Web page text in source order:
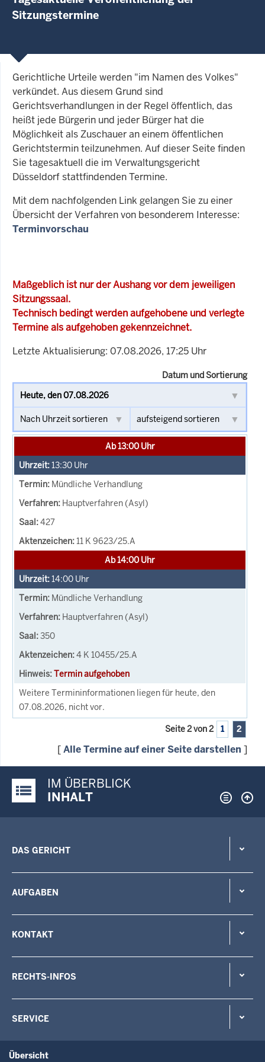
Sitzungstermine
Gerichtliche Urteile werden "im Namen des Volkes"
verkündet. Aus diesem Grund sind
Gerichtsverhandlungen in der Regel öffentlich, das
heißt jede Bürgerin und jeder Bürger hat die
Möglichkeit als Zuschauer an einem öffentlichen
Gerichtstermin teilzunehmen. Auf dieser Seite finden
Sie tagesaktuell die im Verwaltungsgericht
Düsseldorf stattfindenden Termine.
Mit dem nachfolgenden Link gelangen Sie zu einer
Übersicht der Verfahren von besonderem Interesse:
Terminvorschau
Maßgeblich ist nur der Aushang vor dem jeweiligen
Sitzungssaal.
Technisch bedingt werden aufgehobene und verlegte
Termine als aufgehoben gekennzeichnet.
Letzte Aktualisierung: 07.08.2026, 17:25 Uhr
Datum und Sortierung
Ab 13:00 Uhr
13:30 Uhr
Mündliche Verhandlung
Hauptverfahren (Asyl)
427
11 K 9623/25.A
Ab 14:00 Uhr
14:00 Uhr
Mündliche Verhandlung
Hauptverfahren (Asyl)
350
4 K 10455/25.A
Termin aufgehoben
Weitere Termininformationen liegen für heute, den
07.08.2026, nicht vor.
Seite 2 von 2 1 2
[Alle Termine auf einer Seite darstellen ]
Justiz-Portal im Überblick:
IM ÜBERBLICK
INHALT
DAS GERICHT
AUFGABEN
KONTAKT
RECHTS-INFOS
SERVICE
Übersicht